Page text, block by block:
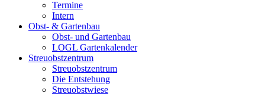
Termine
Intern
Obst- & Gartenbau
Obst- und Gartenbau
LOGL Gartenkalender
Streuobstzentrum
Streuobstzentrum
Die Entstehung
Streuobstwiese